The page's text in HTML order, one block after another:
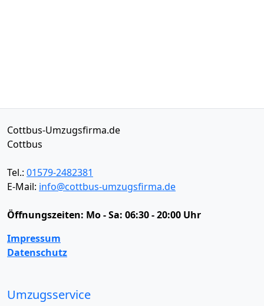
Cottbus-Umzugsfirma.de
Cottbus
Tel.: 01579-2482381
E-Mail: info@cottbus-umzugsfirma.de
Öffnungszeiten: Mo - Sa: 06:30 - 20:00 Uhr
Impressum
Datenschutz
Umzugsservice